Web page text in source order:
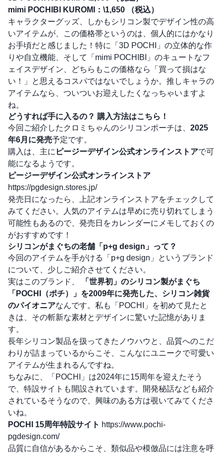
mimi POCHIBI KUROMI：\1,650 （税込）
キャラクターグッズ、しかもシリコン製でデザイン性の高
いアイテムが、この価格帯というのは、個人的にはかなり
お手頃だと感じました！特に「3D POCHI」の立体的な作
りや自立機能、そして「mimi POCHIBI」のキュートなフ
ェイスデザイン、どちらもこの価格なら「買って損はな
い！」と思えるコスパではないでしょうか。推しキャラの
アイテムなら、ついついお迎えしたくなっちゃいますよ
ね。
どうすれば手に入るの？ 購入方法はこちら！
今回ご紹介したクロミちゃんのシリコンポーチは、 2025
年6月に発売予定です。
購入は、主に ピージーデザイン公式オンラインストアで可
能になるようです。
ピージーデザイン公式オンラインストア
https://pgdesign.stores.jp/
発売日になったら、上記オンラインストアをチェックして
みてください。人気のアイテムは早めに売り切れてしまう
可能性もあるので、発売日をカレンダーにメモしておくの
がおすすめです！
シリコンがまぐちの老舗「p+g design」って？
今回のアイテムを手がける「p+g design」というブランド
について、少しご紹介させてください。
実はこのブランド、
「世界初」のシリコン製がまぐち
「POCHI（ポチ）」を2009年に発売した、シリコン雑貨
のパイオニアなんです。私も「POCHI」を初めて見たと
きは、その斬新な素材とデザインに驚いた記憶がありま
す。
長年シリコン製品を扱ってきたノウハウと、品質へのこだ
わりが詰まっているからこそ、こんなにユニークで可愛い
アイテムが生まれるんですね。
ちなみに、「POCHI」は2024年に15周年を迎えたそう
で、特設サイトも開設されています。開発秘話なども紹介
されているそうなので、興味のある方は覗いてみてくださ
いね。
POCHI 15周年特設サイト https://www.pochi-
pgdesign.com/
品質に自信があるからこそ、類似品や模倣品には注意を呼